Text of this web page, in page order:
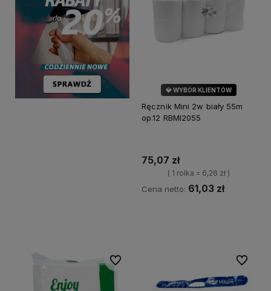
💎 WYBÓR KLIENTÓW
Ręcznik Mini 2w biały 55m
op.12 RBMI2055
75,07 zł
( 1 rolka = 6,26 zł )
Cena netto: 61,03 zł
Do ulubionych Do